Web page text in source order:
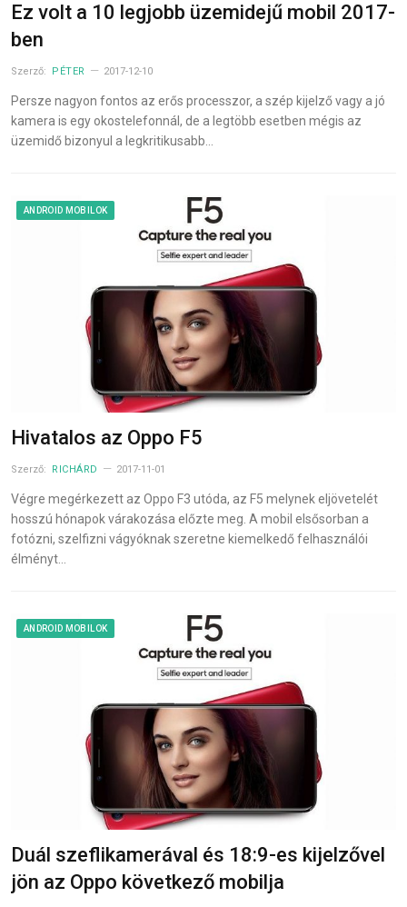
Ez volt a 10 legjobb üzemidejű mobil 2017-
ben
Szerző: PÉTER 2017-12-10
Persze nagyon fontos az erős processzor, a szép kijelző vagy a jó
kamera is egy okostelefonnál, de a legtöbb esetben mégis az
üzemidő bizonyul a legkritikusabb…
ANDROID MOBILOK
Hivatalos az Oppo F5
Szerző: RICHÁRD 2017-11-01
Végre megérkezett az Oppo F3 utóda, az F5 melynek eljövetelét
hosszú hónapok várakozása előzte meg. A mobil elsősorban a
fotózni, szelfizni vágyóknak szeretne kiemelkedő felhasználói
élményt…
ANDROID MOBILOK
Duál szeflikamerával és 18:9-es kijelzővel
jön az Oppo következő mobilja